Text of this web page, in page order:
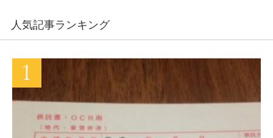
人気記事ランキング